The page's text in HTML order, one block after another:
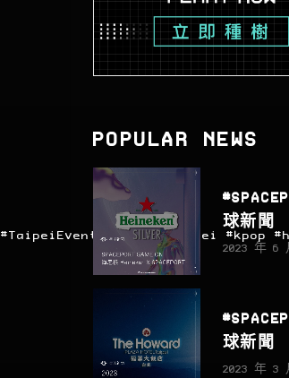
#TaipeiEvents #liveintaipei #kpop
POPULAR NEWS
球新聞
2023 年 6
球新聞
2023 年 3